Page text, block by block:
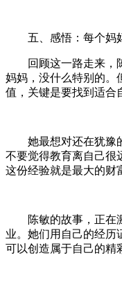
五、感悟：每个妈
回顾这一路走来，
妈妈，没什么特别的。
值，关键是要找到适合
她最想对还在犹豫
不要觉得教育离自己很
这份经验就是最大的财
陈敏的故事，正在
业。她们用自己的经历
可以创造属于自己的精